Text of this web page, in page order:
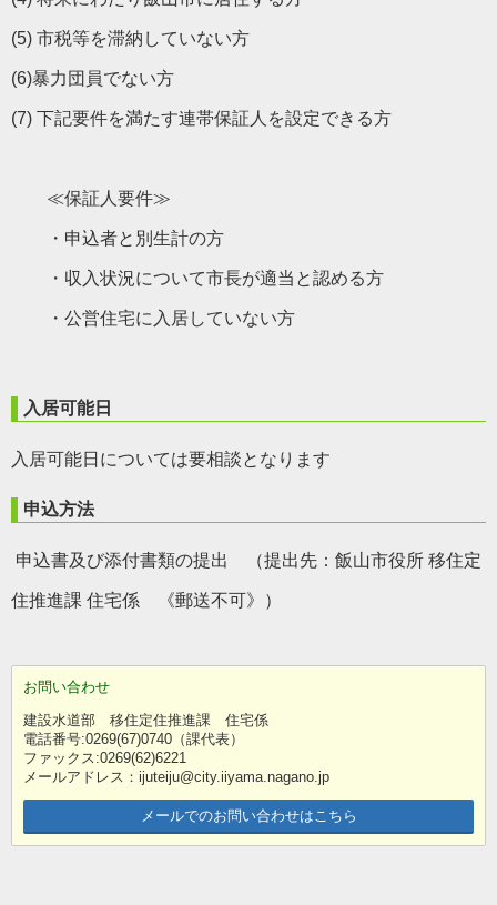
(5) 市税等を滞納していない方
(6)暴力団員でない方
(7) 下記要件を満たす連帯保証人を設定できる方
≪保証人要件≫
・申込者と別生計の方
・収入状況について市長が適当と認める方
・公営住宅に入居していない方
入居可能日
入居可能日については要相談となります
申込方法
申込書及び添付書類の提出 （提出先：飯山市役所 移住定
住推進課 住宅係 《郵送不可》）
お問い合わせ
建設水道部 移住定住推進課 住宅係
電話番号:0269(67)0740（課代表）
ファックス:0269(62)6221
メールアドレス：ijuteiju@city.iiyama.nagano.jp
メールでのお問い合わせはこちら